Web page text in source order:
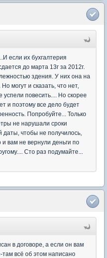
если их бухгалтерия
до марта 13г за 2012г.
здения. У них она на
могут и сказать, что нет,
повесить.... Но скорее
и поэтому все дело будет
Попробуйте... Только
не нарушали сроки
даты, чтобы не получилось,
вам не вернули деньги по
Сто раз подумайте...
в договоре, а если он вам
всё об этом написано